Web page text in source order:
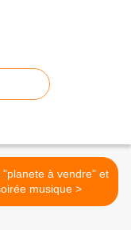
"planete à vendre" et
soirée musique >